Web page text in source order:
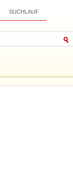
SUCHLAUF